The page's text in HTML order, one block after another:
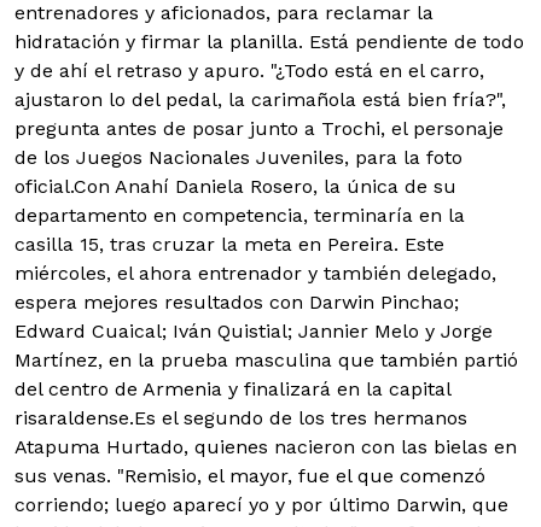
entrenadores y aficionados, para reclamar la
hidratación y firmar la planilla. Está pendiente de todo
y de ahí el retraso y apuro. "¿Todo está en el carro,
ajustaron lo del pedal, la carimañola está bien fría?",
pregunta antes de posar junto a Trochi, el personaje
de los Juegos Nacionales Juveniles, para la foto
oficial.Con Anahí Daniela Rosero, la única de su
departamento en competencia, terminaría en la
casilla 15, tras cruzar la meta en Pereira. Este
miércoles, el ahora entrenador y también delegado,
espera mejores resultados con Darwin Pinchao;
Edward Cuaical; Iván Quistial; Jannier Melo y Jorge
Martínez, en la prueba masculina que también partió
del centro de Armenia y finalizará en la capital
risaraldense.Es el segundo de los tres hermanos
Atapuma Hurtado, quienes nacieron con las bielas en
sus venas. "Remisio, el mayor, fue el que comenzó
corriendo; luego aparecí yo y por último Darwin, que